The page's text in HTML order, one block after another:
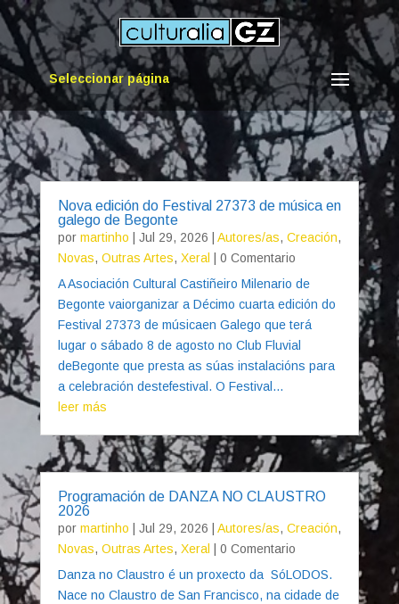
Seleccionar página
Nova edición do Festival 27373 de música en
galego de Begonte
por martinho Jul 29, 2026 Autores/as, Creación,
Novas, Outras Artes, Xeral
| 0 Comentario
A Asociación Cultural Castiñeiro Milenario de
Begonte vaiorganizar a Décimo cuarta edición do
Festival 27373 de músicaen Galego que terá
lugar o sábado 8 de agosto no Club Fluvial
deBegonte que presta as súas instalacións para
a celebración destefestival. O Festival...
leer más
Programación de DANZA NO CLAUSTRO
2026
por martinho Jul 29, 2026 Autores/as, Creación,
Novas, Outras Artes, Xeral
| 0 Comentario
Danza no Claustro é un proxecto da SóLODOS.
Nace no Claustro de San Francisco, na cidade de